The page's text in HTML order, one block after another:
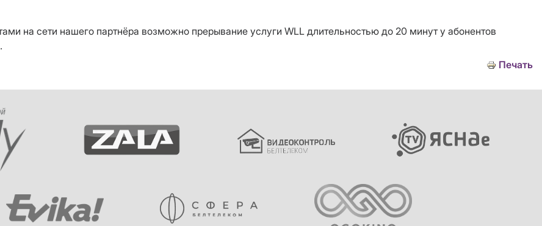
на сети нашего партнёра возможно прерывание услуги WLL длительностью до 20 минут у абонентов
Печать